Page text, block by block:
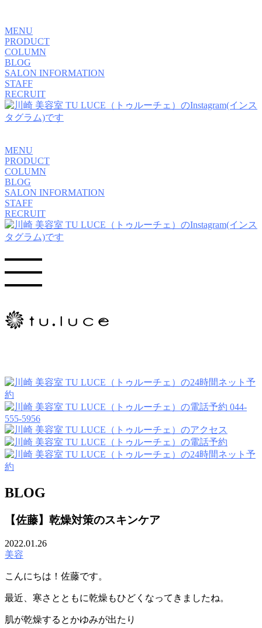
MENU
PRODUCT
COLUMN
BLOG
SALON INFORMATION
STAFF
RECRUIT
MENU
PRODUCT
COLUMN
BLOG
SALON INFORMATION
STAFF
RECRUIT
044-
555-5956
BLOG
【佐藤】乾燥対策のスキンケア
2022.01.26
美容
こんにちは！佐藤です。
最近、寒さとともに乾燥もひどくなってきましたね。
肌が乾燥するとかゆみが出たり